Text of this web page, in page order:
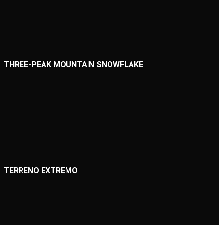
THREE-PEAK MOUNTAIN SNOWFLAKE
TERRENO EXTREMO